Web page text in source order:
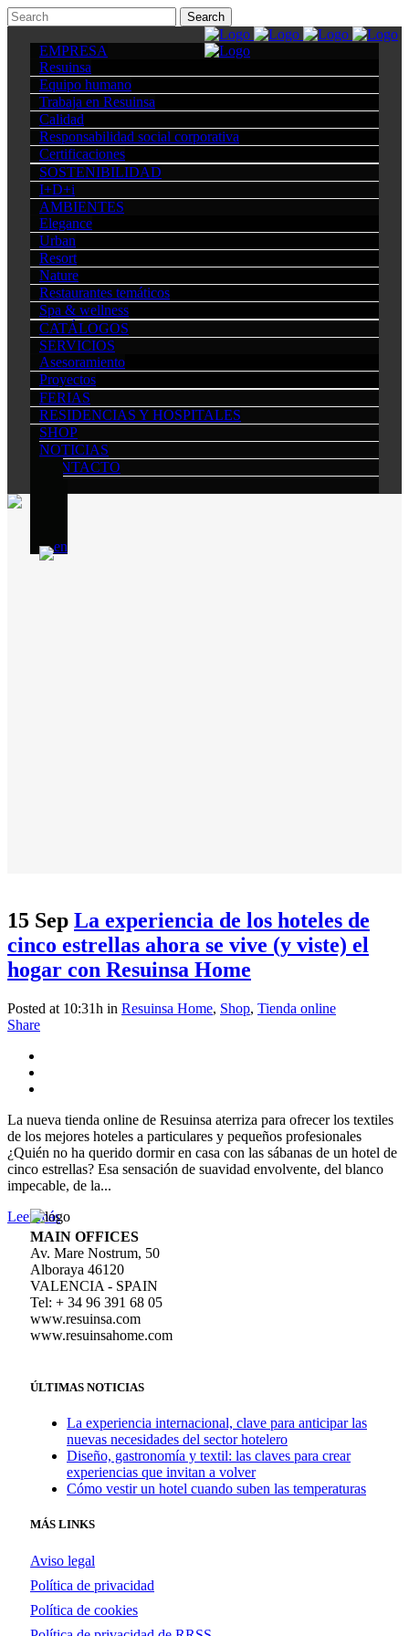
EMPRESA
Resuinsa
Equipo humano
Trabaja en Resuinsa
Calidad
Responsabilidad social corporativa
Certificaciones
SOSTENIBILIDAD
I+D+i
AMBIENTES
Elegance
Urban
Resort
Nature
Restaurantes temáticos
Spa & wellness
CATÁLOGOS
SERVICIOS
Asesoramiento
Proyectos
FERIAS
RESIDENCIAS Y HOSPITALES
SHOP
NOTICIAS
CONTACTO
15 Sep La experiencia de los hoteles de
cinco estrellas ahora se vive (y viste) el
hogar con Resuinsa Home
Posted at 10:31h in Resuinsa Home, Shop, Tienda online
Share
La nueva tienda online de Resuinsa aterriza para ofrecer los textiles
de los mejores hoteles a particulares y pequeños profesionales
¿Quién no ha querido dormir en casa con las sábanas de un hotel de
cinco estrellas? Esa sensación de suavidad envolvente, del blanco
impecable, de la...
Leer más
MAIN OFFICES
Av. Mare Nostrum, 50
Alboraya 46120
VALENCIA - SPAIN
Tel: + 34 96 391 68 05
www.resuinsa.com
www.resuinsahome.com
ÚLTIMAS NOTICIAS
La experiencia internacional, clave para anticipar las
nuevas necesidades del sector hotelero
Diseño, gastronomía y textil: las claves para crear
experiencias que invitan a volver
Cómo vestir un hotel cuando suben las temperaturas
MÁS LINKS
Aviso legal
Política de privacidad
Política de cookies